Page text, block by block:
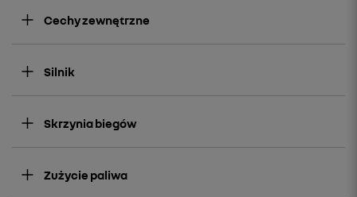
Cechy zewnętrzne
Silnik
Skrzynia biegów
Zużycie paliwa